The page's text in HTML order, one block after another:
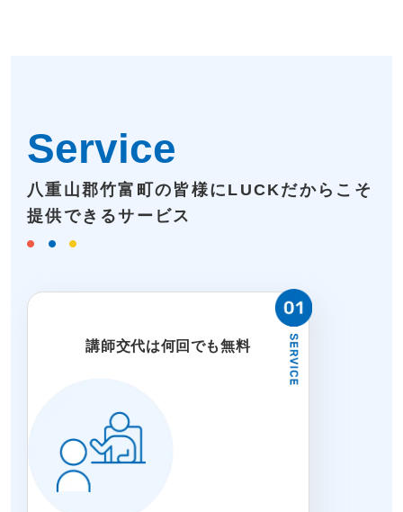
Service
八重山郡竹富町の皆様にLUCKだからこそ
提供できるサービス
講師交代は何回でも無料